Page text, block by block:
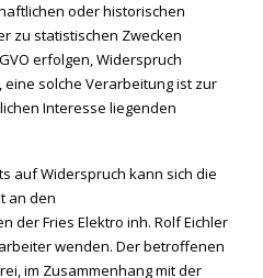
oder historischen
zu statistischen Zwecken
erfolgen, Widerspruch
solche Verarbeitung ist zur
Interesse liegenden
auf Widerspruch kann sich die
an den
der Fries Elektro inh. Rolf Eichler
wenden. Der betroffenen
im Zusammenhang mit der